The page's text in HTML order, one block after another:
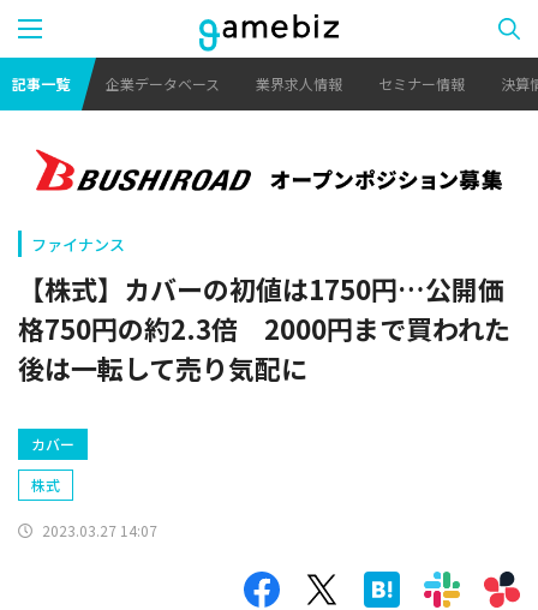
記事一覧 企業データベース 業界求人情報 セミナー情報 決算
ファイナンス
【株式】カバーの初値は1750円…公開価
格750円の約2.3倍 2000円まで買われた
後は一転して売り気配に
カバー
株式
2023.03.27 14:07